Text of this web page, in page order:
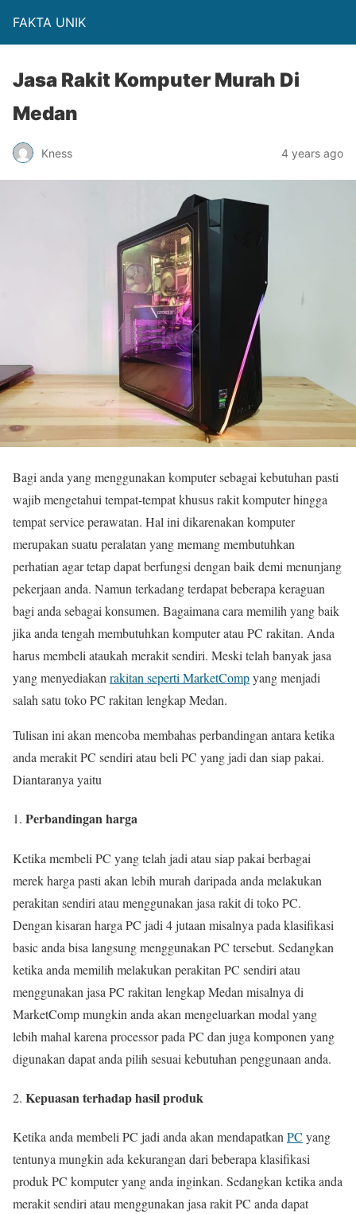
FAKTA UNIK
Jasa Rakit Komputer Murah Di
Medan
Kness 4 years ago
Bagi anda yang menggunakan komputer sebagai kebutuhan pasti
wajib mengetahui tempat-tempat khusus rakit komputer hingga
tempat service perawatan. Hal ini dikarenakan komputer
merupakan suatu peralatan yang memang membutuhkan
perhatian agar tetap dapat berfungsi dengan baik demi menunjang
pekerjaan anda. Namun terkadang terdapat beberapa keraguan
bagi anda sebagai konsumen. Bagaimana cara memilih yang baik
jika anda tengah membutuhkan komputer atau PC rakitan. Anda
harus membeli ataukah merakit sendiri. Meski telah banyak jasa
yang menyediakan rakitan seperti MarketCompyang menjadi
salah satu toko PC rakitan lengkap Medan.
Tulisan ini akan mencoba membahas perbandingan antara ketika
anda merakit PC sendiri atau beli PC yang jadi dan siap pakai.
Diantaranya yaitu
Perbandingan harga
Ketika membeli PC yang telah jadi atau siap pakai berbagai
merek harga pasti akan lebih murah daripada anda melakukan
perakitan sendiri atau menggunakan jasa rakit di toko PC.
Dengan kisaran harga PC jadi 4 jutaan misalnya pada klasifikasi
basic anda bisa langsung menggunakan PC tersebut. Sedangkan
ketika anda memilih melakukan perakitan PC sendiri atau
menggunakan jasa PC rakitan lengkap Medan misalnya di
MarketComp mungkin anda akan mengeluarkan modal yang
lebih mahal karena processor pada PC dan juga komponen yang
digunakan dapat anda pilih sesuai kebutuhan penggunaan anda.
Kepuasan terhadap hasil produk
Ketika anda membeli PC jadi anda akan mendapatkan PC yang
tentunya mungkin ada kekurangan dari beberapa klasifikasi
produk PC komputer yang anda inginkan. Sedangkan ketika anda
merakit sendiri atau menggunakan jasa rakit PC anda dapat